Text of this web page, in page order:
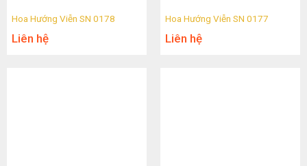
Hoa Hướng Viễn SN 0178
Liên hệ
Hoa Hướng Viễn SN 0177
Liên hệ